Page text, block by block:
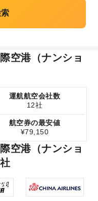
空港（ナンショ
運航航空会社数
12社
航空券の最安値
¥79,150
空港（ナンショ